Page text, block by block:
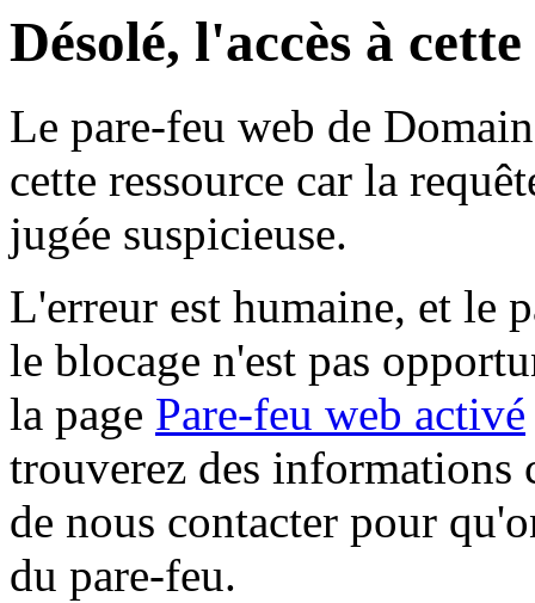
Désolé, l'accès à
Le pare-feu web de
cette ressource car la
jugée suspicieuse.
L'erreur est humaine, et le
le blocage n'est pas
la page Pare-feu web activé
trouverez des informations
de nous contacter pour
du pare-feu.